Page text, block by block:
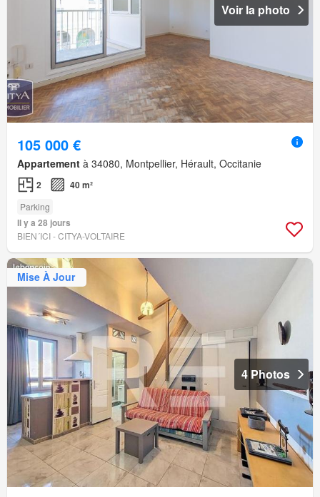
Voir la photo
105 000 €
Appartement à 34080, Montpellier, Hérault, Occitanie
2 40 m²
Parking
Il y a 28 jours
BIEN´ICI - CITYA-VOLTAIRE
Mise À Jour
4 Photos